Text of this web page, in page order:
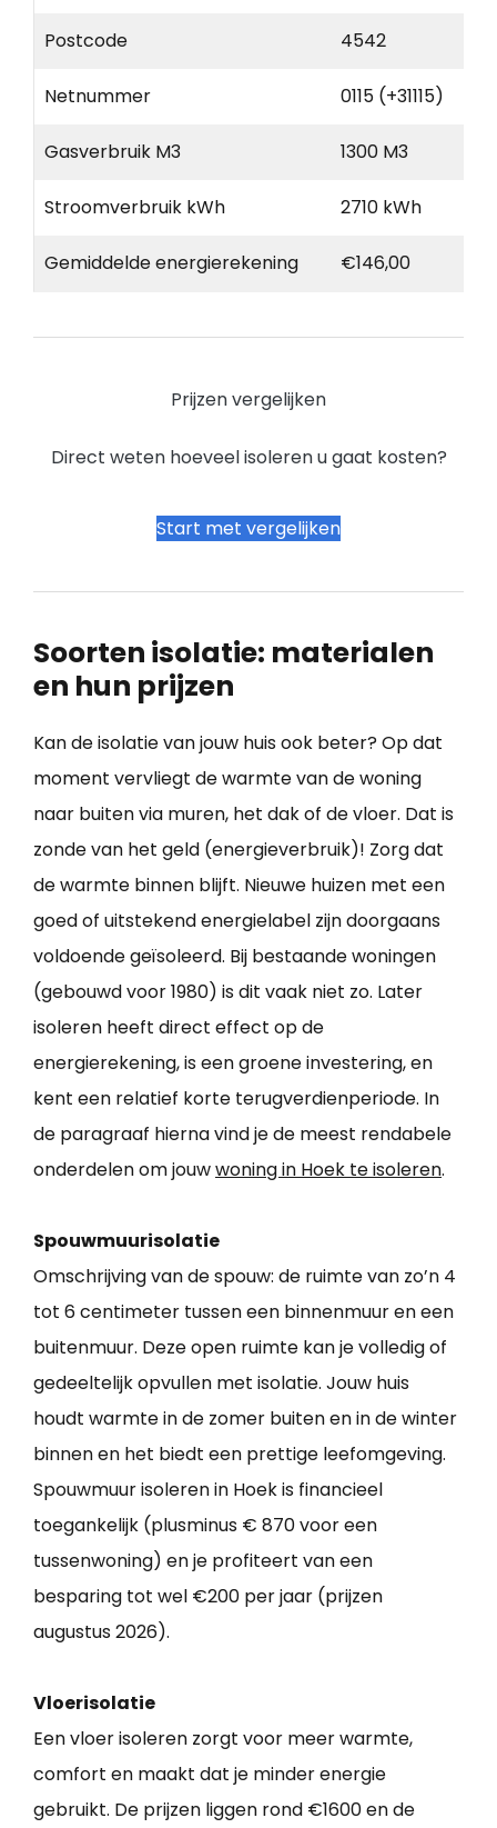
Postcode 4542
Netnummer 0115 (+31115)
Gasverbruik M3 1300 M3
Stroomverbruik kWh 2710 kWh
Gemiddelde energierekening €146,00
Prijzen vergelijken
Direct weten hoeveel isoleren u gaat kosten?
Start met vergelijken
Soorten isolatie: materialen
en hun prijzen
Kan de isolatie van jouw huis ook beter? Op dat
moment vervliegt de warmte van de woning
naar buiten via muren, het dak of de vloer. Dat is
zonde van het geld (energieverbruik)! Zorg dat
de warmte binnen blijft. Nieuwe huizen met een
goed of uitstekend energielabel zijn doorgaans
voldoende geïsoleerd. Bij bestaande woningen
(gebouwd voor 1980) is dit vaak niet zo. Later
isoleren heeft direct effect op de
energierekening, is een groene investering, en
kent een relatief korte terugverdienperiode. In
de paragraaf hierna vind je de meest rendabele
onderdelen om jouwwoning in Hoek te isoleren.
Spouwmuurisolatie
Omschrijving van de spouw: de ruimte van zo’n 4
tot 6 centimeter tussen een binnenmuur en een
buitenmuur. Deze open ruimte kan je volledig of
gedeeltelijk opvullen met isolatie. Jouw huis
houdt warmte in de zomer buiten en in de winter
binnen en het biedt een prettige leefomgeving.
Spouwmuur isoleren in Hoek is financieel
toegankelijk (plusminus € 870 voor een
tussenwoning) en je profiteert van een
besparing tot wel €200 per jaar (prijzen
augustus 2026).
Vloerisolatie
Een vloer isoleren zorgt voor meer warmte,
comfort en maakt dat je minder energie
gebruikt. De prijzen liggen rond €1600 en de